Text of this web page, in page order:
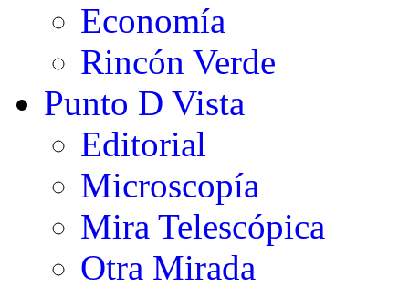
Economía
Rincón Verde
Punto D Vista
Editorial
Microscopía
Mira Telescópica
Otra Mirada